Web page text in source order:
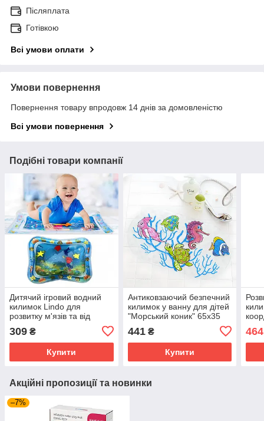
Післяплата
Готівкою
Всі умови оплати
Умови повернення
Повернення товару впродовж 14 днів за домовленістю
Всі умови повернення
Подібні товари компанії
Дитячий ігровий водний
килимок Lindo для
розвитку м'язів та від
народження і до 2-х років
309 ₴
Купити
Антиковзаючий безпечний
килимок у ванну для дітей
"Морський коник" 65х35
441₴
Купити
464
Акційні пропозиції та новинки
–7%